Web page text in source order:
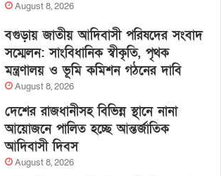
August 8, 2026
বগুড়ায় জাতীয় আদিবাসী পরিষদের সংবাদ
সম্মেলন: সাংবিধানিক স্বীকৃতি, পৃথক
মন্ত্রণালয় ও ভূমি কমিশন গঠনের দাবি
August 8, 2026
দেশের রাজধানীসহ বিভিন্ন স্থানে নানা
আয়োজনে পালিত হচ্ছে আন্তর্জাতিক
আদিবাসী দিবস
August 8, 2026